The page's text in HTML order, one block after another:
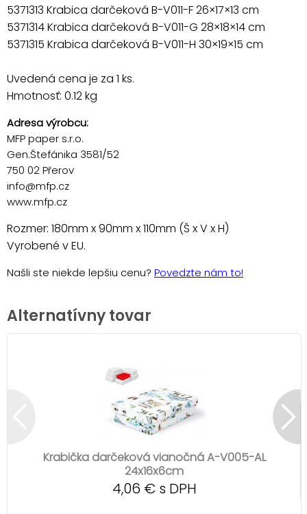
5371313 Krabica darčeková B-V011-F 26×17×13 cm
5371314 Krabica darčeková B-V011-G 28×18×14 cm
5371315 Krabica darčeková B-V011-H 30×19×15 cm
Uvedená cena je za 1 ks.
Hmotnosť: 0.12 kg
Adresa výrobcu:
MFP paper s.r.o.
Gen.Štefánika 3581/52
750 02 Přerov
info@mfp.cz
www.mfp.cz
Rozmer: 180mm x 90mm x 110mm (Š x V x H)
Vyrobené v EU.
Našli ste niekde lepšiu cenu? Povedzte nám to!
Alternatívny tovar
Krabička darčeková vianočná A-V005-AL
24x16x6cm
4,06 € s DPH